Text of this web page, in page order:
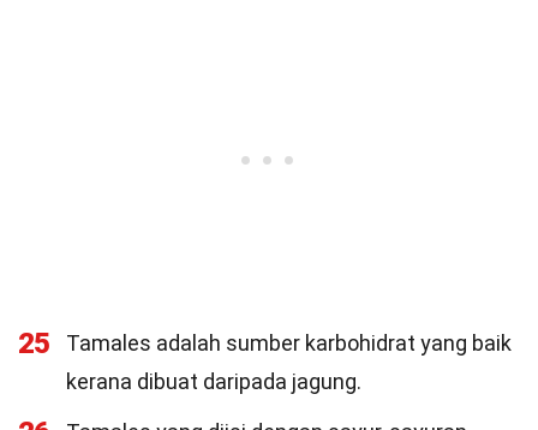
25
Tamales adalah sumber karbohidrat yang baik
kerana dibuat daripada jagung.